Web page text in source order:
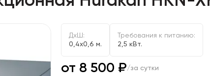
ДxШ:
0,4x0,6 м.
Требования к питанию:
2,5 кВт.
от 8 500 ₽/за сутки